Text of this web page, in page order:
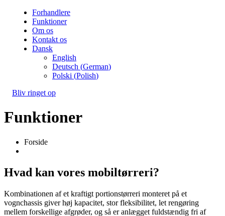
Forhandlere
Funktioner
Om os
Kontakt os
Dansk
English
Deutsch (German)
Polski (Polish)
Bliv ringet op
Funktioner
Forside
Hvad kan vores mobiltørreri?
Kombinationen af et kraftigt portionstørreri monteret på et
vognchassis giver høj kapacitet, stor fleksibilitet, let rengøring
mellem forskellige afgrøder, og så er anlægget fuldstændig fri af